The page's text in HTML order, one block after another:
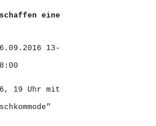
eine
13-
19 Uhr mit